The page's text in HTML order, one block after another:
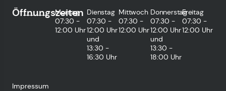
Öffnungszeiten
Montag
07:30 -
12:00 Uhr
Dienstag
07:30 -
12:00 Uhr
und
13:30 -
16:30 Uhr
Mittwoch
07:30 -
12:00 Uhr
Donnerstag
07:30 -
12:00 Uhr
und
13:30 -
18:00 Uhr
Freitag
07:30 -
12:00 Uhr
Impressum